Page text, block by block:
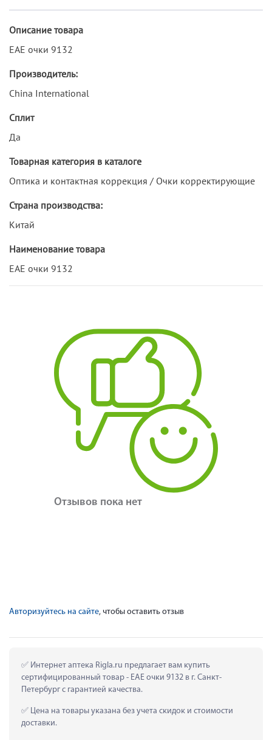
Описание товара
ЕАЕ очки 9132
Производитель:
China International
Сплит
Да
Товарная категория в каталоге
Оптика и контактная коррекция / Очки корректирующие
Страна производства:
Китай
Наименование товара
ЕАЕ очки 9132
Отзывов пока нет
Авторизуйтесь на сайте, чтобы оставить отзыв
Интернет аптека Rigla.ru предлагает вам купить
сертифицированный товар - ЕАЕ очки 9132 в г. Санкт-
Петербург с гарантией качества.
Цена на товары указана без учета скидок и стоимости
доставки.